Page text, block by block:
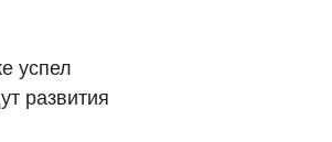
успел
развития